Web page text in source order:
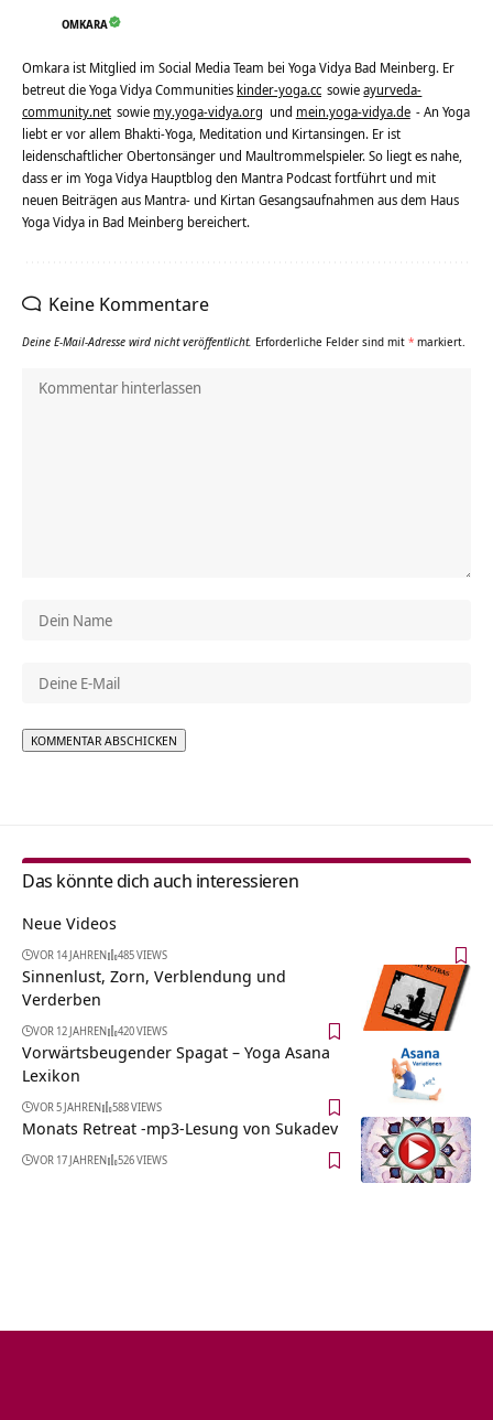
OMKARA
Omkara ist Mitglied im Social Media Team bei Yoga Vidya Bad Meinberg. Er
betreut die Yoga Vidya Communities kinder-yoga.cc sowieayurveda-
community.net sowie my.yoga-vidya.org und mein.yoga-vidya.de - An Yoga
liebt er vor allem Bhakti-Yoga, Meditation und Kirtansingen. Er ist
leidenschaftlicher Obertonsänger und Maultrommelspieler. So liegt es nahe,
dass er im Yoga Vidya Hauptblog den Mantra Podcast fortführt und mit
neuen Beiträgen aus Mantra- und Kirtan Gesangsaufnahmen aus dem Haus
Yoga Vidya in Bad Meinberg bereichert.
Keine Kommentare
Deine E-Mail-Adresse wird nicht veröffentlicht. Erforderliche Felder sind mit * markiert.
Das könnte dich auch interessieren
Neue Videos
VOR 14 JAHREN 485 VIEWS
Sinnenlust, Zorn, Verblendung und
Verderben
VOR 12 JAHREN 420 VIEWS
Vorwärtsbeugender Spagat – Yoga Asana
Lexikon
VOR 5 JAHREN 588 VIEWS
Monats Retreat -mp3-Lesung von Sukadev
VOR 17 JAHREN 526 VIEWS